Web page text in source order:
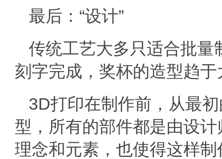
最后：“设计”
传统工艺大多只适合批量
刻字完成，奖杯的造型趋
3D打印在制作前，从最
型，所有的部件都是由设
理念和元素，也使得这样